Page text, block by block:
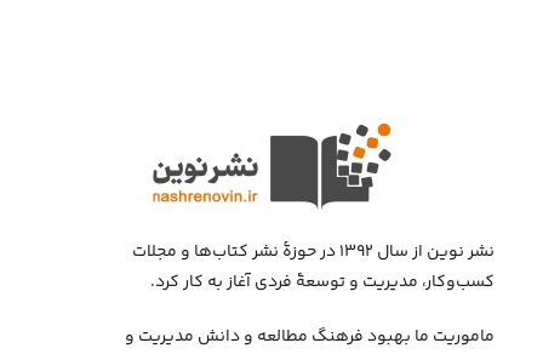
نشر نوین از سال ۱۳۹۲ در حوزهٔ نشر کتاب‌ها و مجلات
کسب‌وکار، مدیریت و توسعهٔ فردی آغاز به کار کرد.
ماموریت ما بهبود فرهنگ مطالعه و دانش مدیریت و